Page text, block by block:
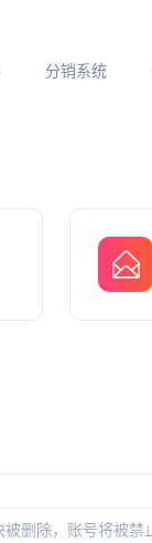
分销系统